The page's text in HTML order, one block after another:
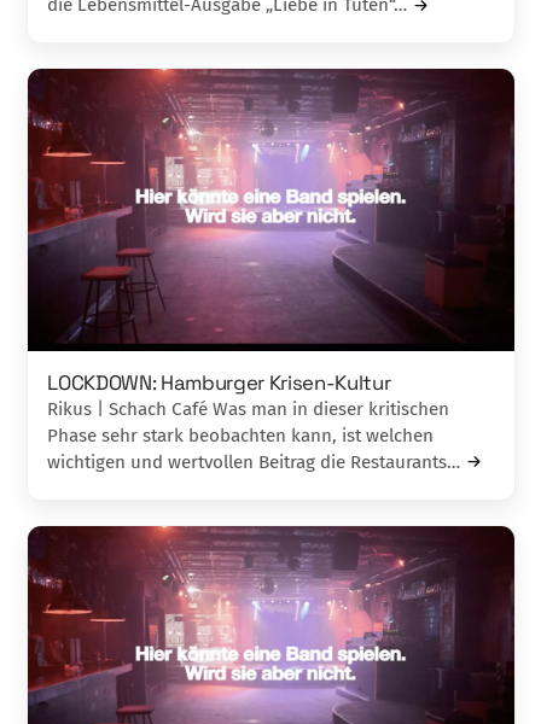
die Lebensmittel-Ausgabe „Liebe in Tüten“…
LOCKDOWN: Hamburger Krisen-Kultur
Rikus | Schach Café Was man in dieser kritischen
Phase sehr stark beobachten kann, ist welchen
wichtigen und wertvollen Beitrag die Restaurants…